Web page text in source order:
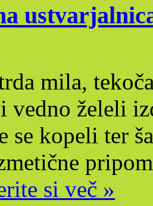
mila,
vedno želeli
se kopeli ter
si več »